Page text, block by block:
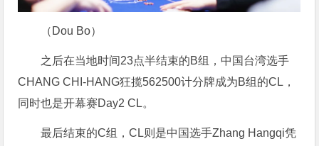
（Dou Bo）
之后在当地时间23点半结束的B组，中国台湾选手
CHANG CHI-HANG狂揽562500计分牌成为B组的CL，
同时也是开幕赛Day2 CL。
最后结束的C组，CL则是中国选手Zhang Hangqi凭